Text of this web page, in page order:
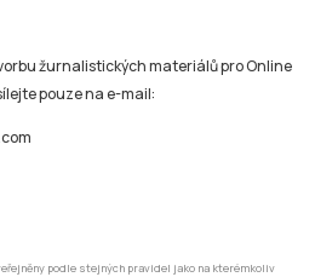
žurnalistických materiálů pro Online
pouze na e-mail:
podle stejných pravidel jako na kterémkoliv